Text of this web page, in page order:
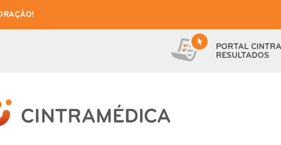
para este website.
uma boa experiência de navegação e acesso a todas as
da maneira pretendida sem eles
PORTAL
RESULTADOS